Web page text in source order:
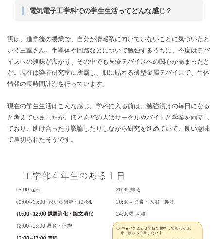
電気電子工学科での学生生活ってどんな感じ？
実は、進学後の授業で、自分が情報系に向いていないことに気づいたと
いう三室さん。半導体や回路などについて勉強するうちに、今度はデバ
イスへの興味が広がり、その中でも医療デバイスへの関心が高まったと
か。現在は染谷研究室に所属し、肌に貼れる薄型金属デバイスで、生体
情報の長時間計測を行っています。
現在の学生生活はこんな感じ。学科に入る前は、勉強漬けの毎日になる
と考えていましたが、ほとんどの人はサークルやバイトと学業を両立し
ており、助け合ったり議論したりしながら研究を進めていて、良い意味
で裏切られたそうです。